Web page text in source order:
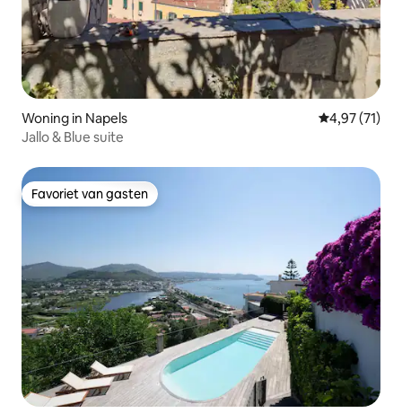
Woning in Napels Gemiddelde
4,97 (71)
Jallo & Blue suite
Favoriet van gasten
Favoriet van gasten